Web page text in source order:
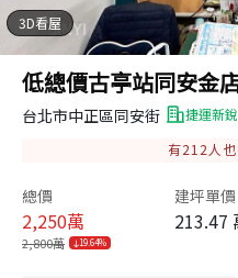
3D看屋
低總價古亭站同安金
台北市中正區同安街
捷運新銳
有212 人
總價
2,250萬
2,800萬 19.64%
建坪單價
213.47